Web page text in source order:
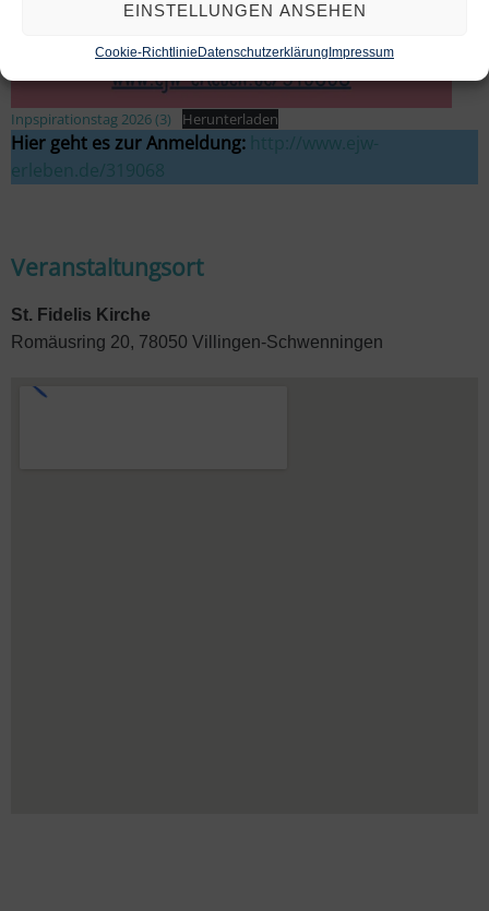
EINSTELLUNGEN ANSEHEN
Cookie-RichtlinieDatenschutzerklärungImpressum
Inpspirationstag 2026 (3) Herunterladen
Hier geht es zur Anmeldung: http://www.ejw-
erleben.de/319068
Veranstaltungsort
St. Fidelis Kirche
Romäusring 20, 78050 Villingen-Schwenningen